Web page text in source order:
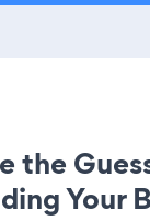
the
Your